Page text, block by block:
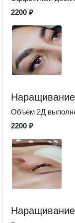
2200 ₽
Объем 2Д
2200 ₽